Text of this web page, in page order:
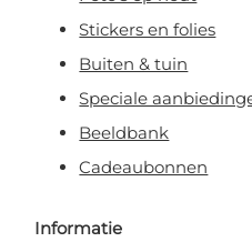
Stickers en folies
Buiten & tuin
Speciale
Beeldbank
Cadeaubonnen
Informatie